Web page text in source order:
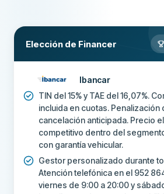
Elección de Financer
Ibancar
TIN del 15% y TAE del 16,07%.
incluida en cuotas. Penalización
cancelación anticipada. Precio
competitivo dentro del
con garantía vehicular.
Gestor personalizado durante
Atención telefónica en el 952
viernes de 9:00 a 20:00 y